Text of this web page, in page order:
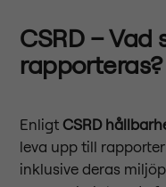
CSRD – Vad
Enligt CSRD
leva upp till
inklusive deras